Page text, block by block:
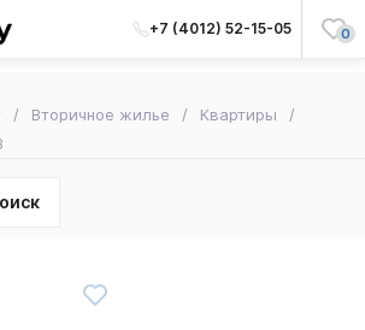
+7 (4012) 52-15-05 0
Вторичное жилье
Квартиры